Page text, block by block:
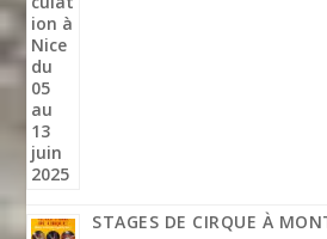
STAGES DE CIRQUE À